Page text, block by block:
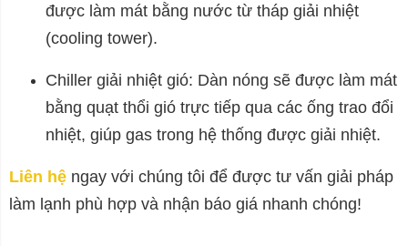
được làm mát bằng nước từ tháp giải nhiệt
(cooling tower).
Chiller giải nhiệt gió: Dàn nóng sẽ được làm mát
bằng quạt thổi gió trực tiếp qua các ống trao đổi
nhiệt, giúp gas trong hệ thống được giải nhiệt.
Liên hệ ngay với chúng tôi để được tư vấn giải pháp
làm lạnh phù hợp và nhận báo giá nhanh chóng!